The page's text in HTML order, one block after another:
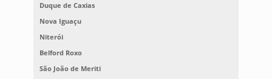
Duque de Caxias
Nova Iguaçu
Niterói
Belford Roxo
São João de Meriti